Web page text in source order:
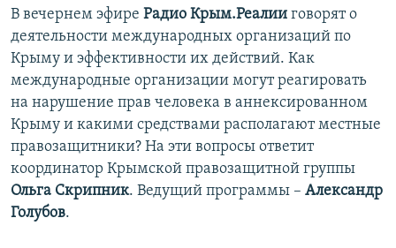
Все сайты RFE/RL
В вечернем эфире Радио Крым.Реалии говорят о
деятельности международных организаций по
Крыму и эффективности их действий. Как
международные организации могут реагировать
на нарушение прав человека в аннексированном
Крыму и какими средствами располагают местные
правозащитники? На эти вопросы ответит
координатор Крымской правозащитной группы
Ольга Скрипник. Ведущий программы – Александр
Голубов.